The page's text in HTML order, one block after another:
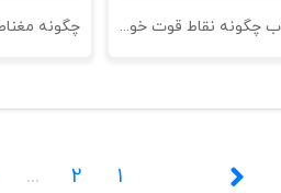
کتاب چگونه نقاط قوت خود را شکوفا کنیم (6 گام قوی برای نیل به عملکرد عالی در مدیریت و زندگی شخصی) - چاپ دوم
1
2
...